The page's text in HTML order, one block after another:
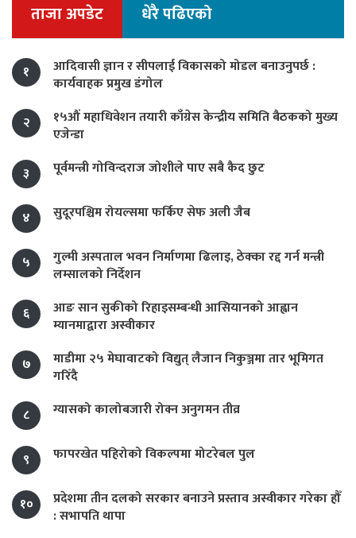
ताजा अपडेट धेरै पढिएको
१
आदिवासी ज्ञान र सीपलाई विकासको मोडल बनाउनुपर्छ :
कार्यवाहक प्रमुख डंगोल
२
१५औं महाधिवेशन तयारी काँग्रेस केन्द्रीय समिति बैठकको मुख्य
एजेन्डा
३
पूर्वमन्त्री गोविन्दराज जोशीले पाए सबै कैद छुट
४ सुदूरपश्चिम रोयल्समा फर्किए सेफ अली जैब
५
गुल्मी अस्पताल भवन निर्माणमा ढिलाइ, ठेक्का रद्द गर्न मन्त्री
लम्सालको निर्देशन
६
आङ सान सुकीको रिहाइसम्बन्धी आसियानको आह्वान
म्यानमाद्वारा अस्वीकार
७
माडीमा २५ मेघावाटको विद्युत् लैजान निकुञ्जमा तार भूमिगत
गरिँदै
८
ग्यासको कालोबजारी रोक्न अनुगमन तीव्र
९ फापरखेत पहिरोको विकल्पमा मोटरेबल पुल
१०
प्रदेशमा तीन दलको सरकार बनाउने प्रस्ताव अस्वीकार गरेका हौँ
: सभापति थापा